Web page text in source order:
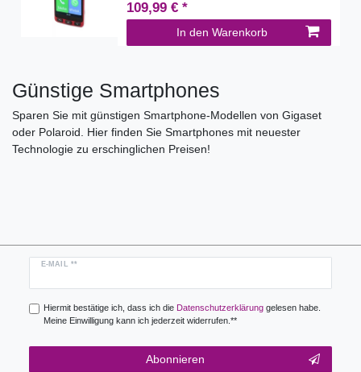
109,99 € *
In den Warenkorb
Günstige Smartphones
Sparen Sie mit günstigen Smartphone-Modellen von Gigaset
oder Polaroid. Hier finden Sie Smartphones mit neuester
Technologie zu erschinglichen Preisen!
E-MAIL **
Newsletter
Hiermit bestätige ich, dass ich die Daten­schutz­erklärunggelesen habe.
Meine Einwilligung kann ich jederzeit widerrufen.**
Abonnieren